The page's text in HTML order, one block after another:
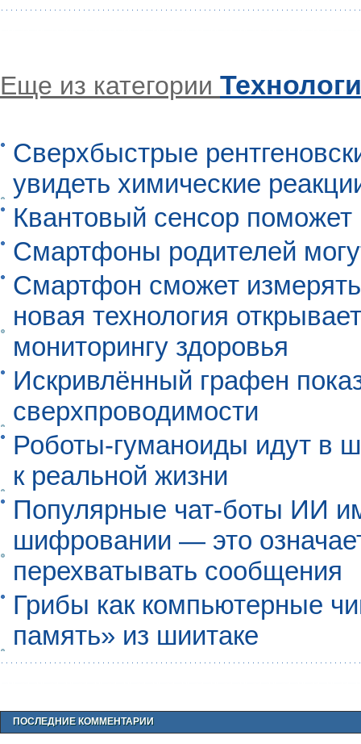
Еще из категории
Сверхбыстрые
увидеть химические
Квантовый сенсор
Смартфоны родителей
Смартфон сможет
новая технология
мониторингу здоровья
Искривлённый графен
сверхпроводимости
Роботы-гуманоиды идут в
к реальной жизни
Популярные чат-боты ИИ
шифровании — это
перехватывать сообщения
Грибы как компьютерные
память» из шиитаке
ПОСЛЕДНИЕ КОММЕНТАРИИ